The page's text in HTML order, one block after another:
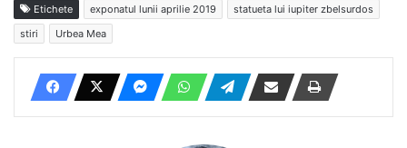
Etichete exponatul lunii aprilie 2019
statueta lui iupiter zbelsurdos
stiri
Urbea Mea